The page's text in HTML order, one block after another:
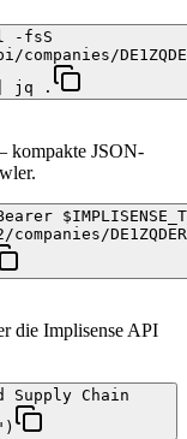
-fsS
jq .
kompakte JSON-
die Implisense API
Supply Chain